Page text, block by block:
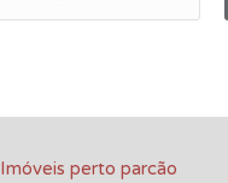
Imóveis perto parcão